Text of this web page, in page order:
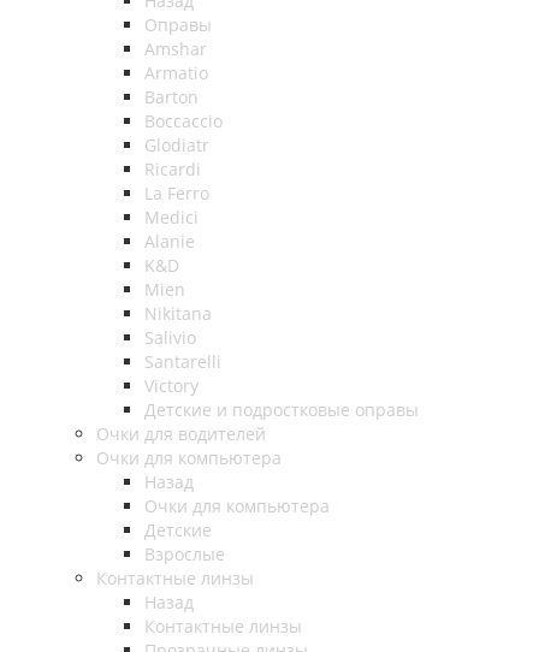
Оправы
Amshar
Armatio
Barton
Boccaccio
Glodiatr
Ricardi
La Ferro
Medici
Alanie
K&D
Mien
Nikitana
Salivio
Santarelli
Victory
Детские и подростковые оправы
Очки для водителей
Очки для компьютера
Назад
Очки для компьютера
Детские
Взрослые
Контактные линзы
Назад
Контактные линзы